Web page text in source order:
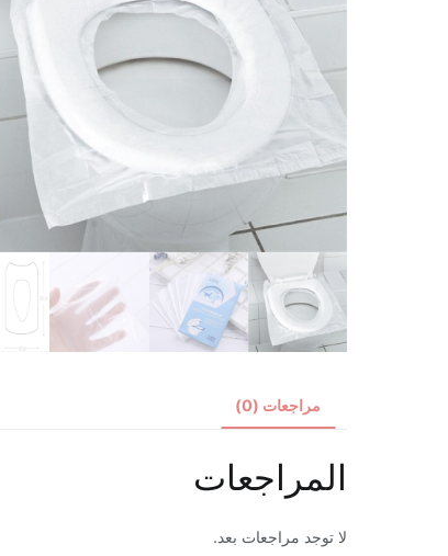
مراجعات (0)
المراجعات
لا توجد مراجعات بعد.